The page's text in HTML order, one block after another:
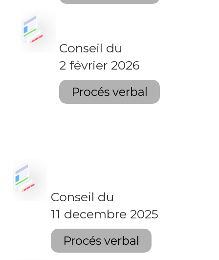
Conseil du
2 février 2026
Procés verbal
Conseil du
11 decembre 2025
Procés verbal